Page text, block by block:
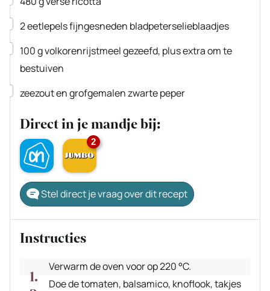
▢
2eetlepels fijngesneden bladpeterselieblaadjes
▢
100gvolkorenrijstmeelgezeefd, plus extra om te
bestuiven
▢
zeezout en grofgemalen zwarte peper
Direct in je mandje bij:
2
Stel direct je vraag over dit recept
Instructies
Verwarm de oven voor op 220 °C.
Doe de tomaten, balsamico, knoflook, takjes